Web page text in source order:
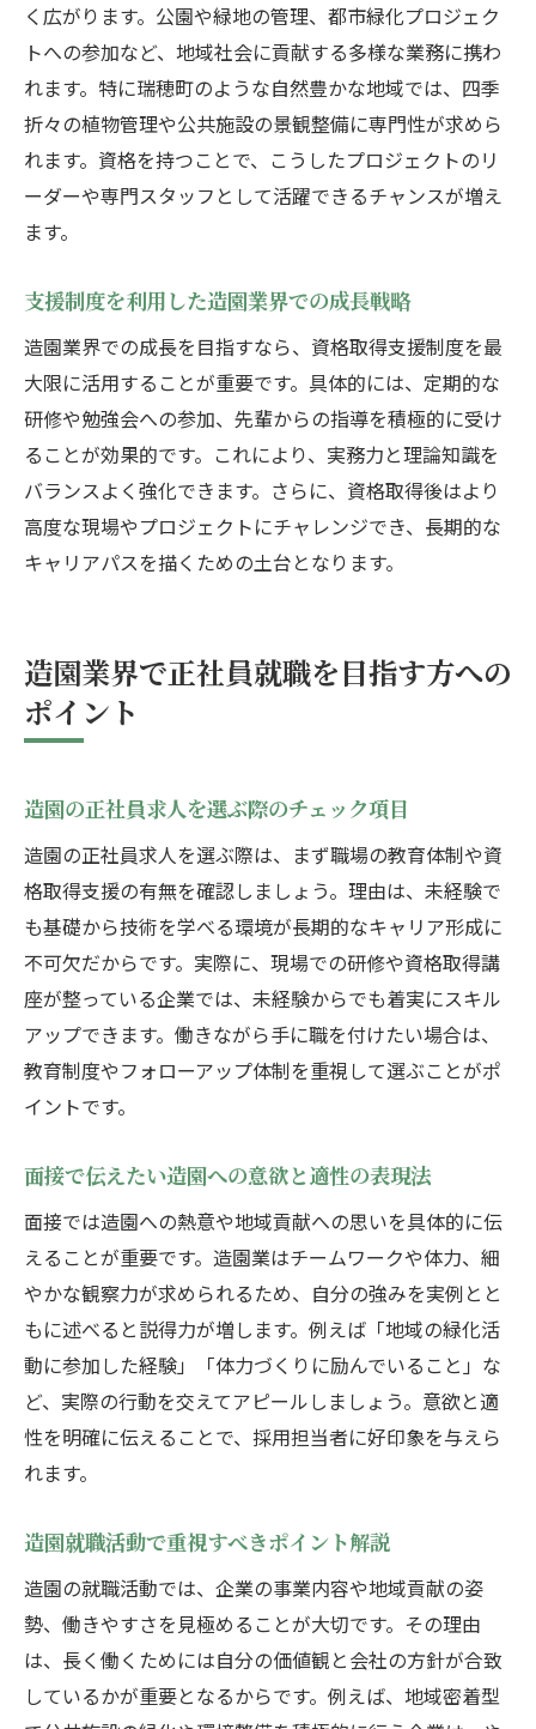
く広がります。公園や緑地の管理、都市緑化プロジェク
トへの参加など、地域社会に貢献する多様な業務に携わ
れます。特に瑞穂町のような自然豊かな地域では、四季
折々の植物管理や公共施設の景観整備に専門性が求めら
れます。資格を持つことで、こうしたプロジェクトのリ
ーダーや専門スタッフとして活躍できるチャンスが増え
ます。
支援制度を利用した造園業界での成長戦略
造園業界での成長を目指すなら、資格取得支援制度を最
大限に活用することが重要です。具体的には、定期的な
研修や勉強会への参加、先輩からの指導を積極的に受け
ることが効果的です。これにより、実務力と理論知識を
バランスよく強化できます。さらに、資格取得後はより
高度な現場やプロジェクトにチャレンジでき、長期的な
キャリアパスを描くための土台となります。
造園業界で正社員就職を目指す方への
ポイント
造園の正社員求人を選ぶ際のチェック項目
造園の正社員求人を選ぶ際は、まず職場の教育体制や資
格取得支援の有無を確認しましょう。理由は、未経験で
も基礎から技術を学べる環境が長期的なキャリア形成に
不可欠だからです。実際に、現場での研修や資格取得講
座が整っている企業では、未経験からでも着実にスキル
アップできます。働きながら手に職を付けたい場合は、
教育制度やフォローアップ体制を重視して選ぶことがポ
イントです。
面接で伝えたい造園への意欲と適性の表現法
面接では造園への熱意や地域貢献への思いを具体的に伝
えることが重要です。造園業はチームワークや体力、細
やかな観察力が求められるため、自分の強みを実例とと
もに述べると説得力が増します。例えば「地域の緑化活
動に参加した経験」「体力づくりに励んでいること」な
ど、実際の行動を交えてアピールしましょう。意欲と適
性を明確に伝えることで、採用担当者に好印象を与えら
れます。
造園就職活動で重視すべきポイント解説
造園の就職活動では、企業の事業内容や地域貢献の姿
勢、働きやすさを見極めることが大切です。その理由
は、長く働くためには自分の価値観と会社の方針が合致
しているかが重要となるからです。例えば、地域密着型